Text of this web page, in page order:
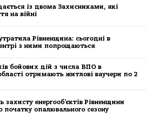
із двома Захисниками, які
на війні
Рівненщина: сьогодні в
з ними попрощаються
бойових дій з числа ВПО в
отримають житлові ваучери по 2
захисту енергооб’єктів Рівненщини
початку опалювального сезону